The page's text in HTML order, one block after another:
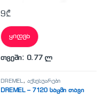
9₾
ყიდვა
თვეში: 0.77 ლ
DREMEL, აქსესუარები
DREMEL – 7120 საცმი თავი